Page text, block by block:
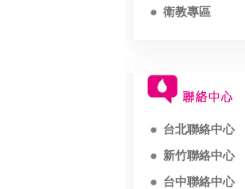
衛教專區
台北聯絡中心
新竹聯絡中心
台中聯絡中心